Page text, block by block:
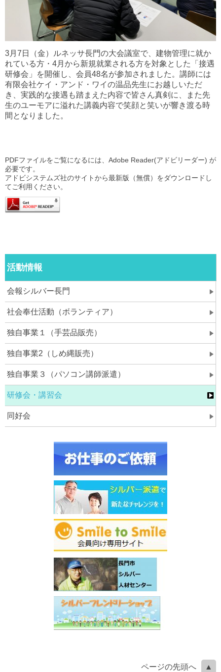
3月7日（金）ルネッサ長門の大会議室で、建物管理に就か
れている方・4月から新規就業される方を対象とした「接遇
研修会」を開催し、会員48名が参加されました。講師には
有限会社ケイ・アンド・ワイの温品先生にお越しいただ
き、実践的な接遇も踏まえた内容で皆さん真剣に、また先
生のユーモアに溢れた講義内容で笑顔と笑いが響き渡る時
間となりました。
PDFファイルをご覧になるには、Adobe Reader(アドビリーダー) が
必要です。
アドビシステムズ社のサイトから最新版（無償）をダウンロードし
てご利用ください。
活動情報
会報シルバー長門
社会奉仕活動（ボランティア）
独自事業１（手芸品販売）
独自事業2（しめ縄販売）
独自事業３（パソコン講師派遣）
研修会・講習会
同好会
ページの先頭へ